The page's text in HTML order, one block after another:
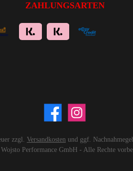
ZAHLUNGSARTEN
zzgl. Versandkosten und ggf.
Performance GmbH - Alle Rechte